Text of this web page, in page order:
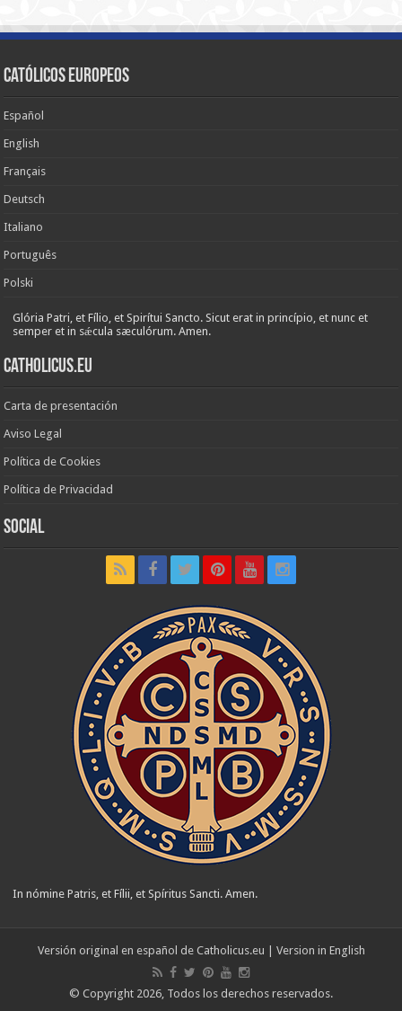
Católicos Europeos
Español
English
Français
Deutsch
Italiano
Português
Polski
Glória Patri, et Fílio, et Spirítui Sancto. Sicut erat in princípio, et nunc et
semper et in sǽcula sæculórum. Amen.
Catholicus.eu
Carta de presentación
Aviso Legal
Política de Cookies
Política de Privacidad
Social
In nómine Patris, et Fílii, et Spíritus Sancti. Amen.
Versión original en español de Catholicus.eu | Version in English
© Copyright 2026, Todos los derechos reservados.